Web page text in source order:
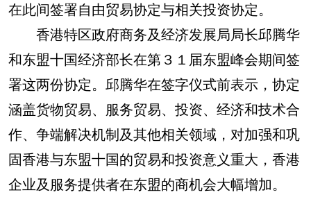
在此间签署自由贸易协定与相关投资协定。
香港特区政府商务及经济发展局局长邱腾华
和东盟十国经济部长在第３１届东盟峰会期间签
署这两份协定。邱腾华在签字仪式前表示，协定
涵盖货物贸易、服务贸易、投资、经济和技术合
作、争端解决机制及其他相关领域，对加强和巩
固香港与东盟十国的贸易和投资意义重大，香港
企业及服务提供者在东盟的商机会大幅增加。